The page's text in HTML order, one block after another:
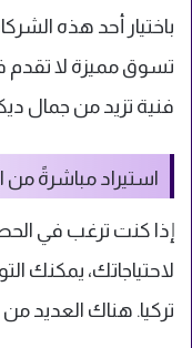
باختيار أحد هذه
تسوق مميزة لا تقدم
فنية تزيد من جمال
استيراد مباشرةً من
إذا كنت ترغب في
لاحتياجاتك، يمكنك
تركيا. هناك العديد